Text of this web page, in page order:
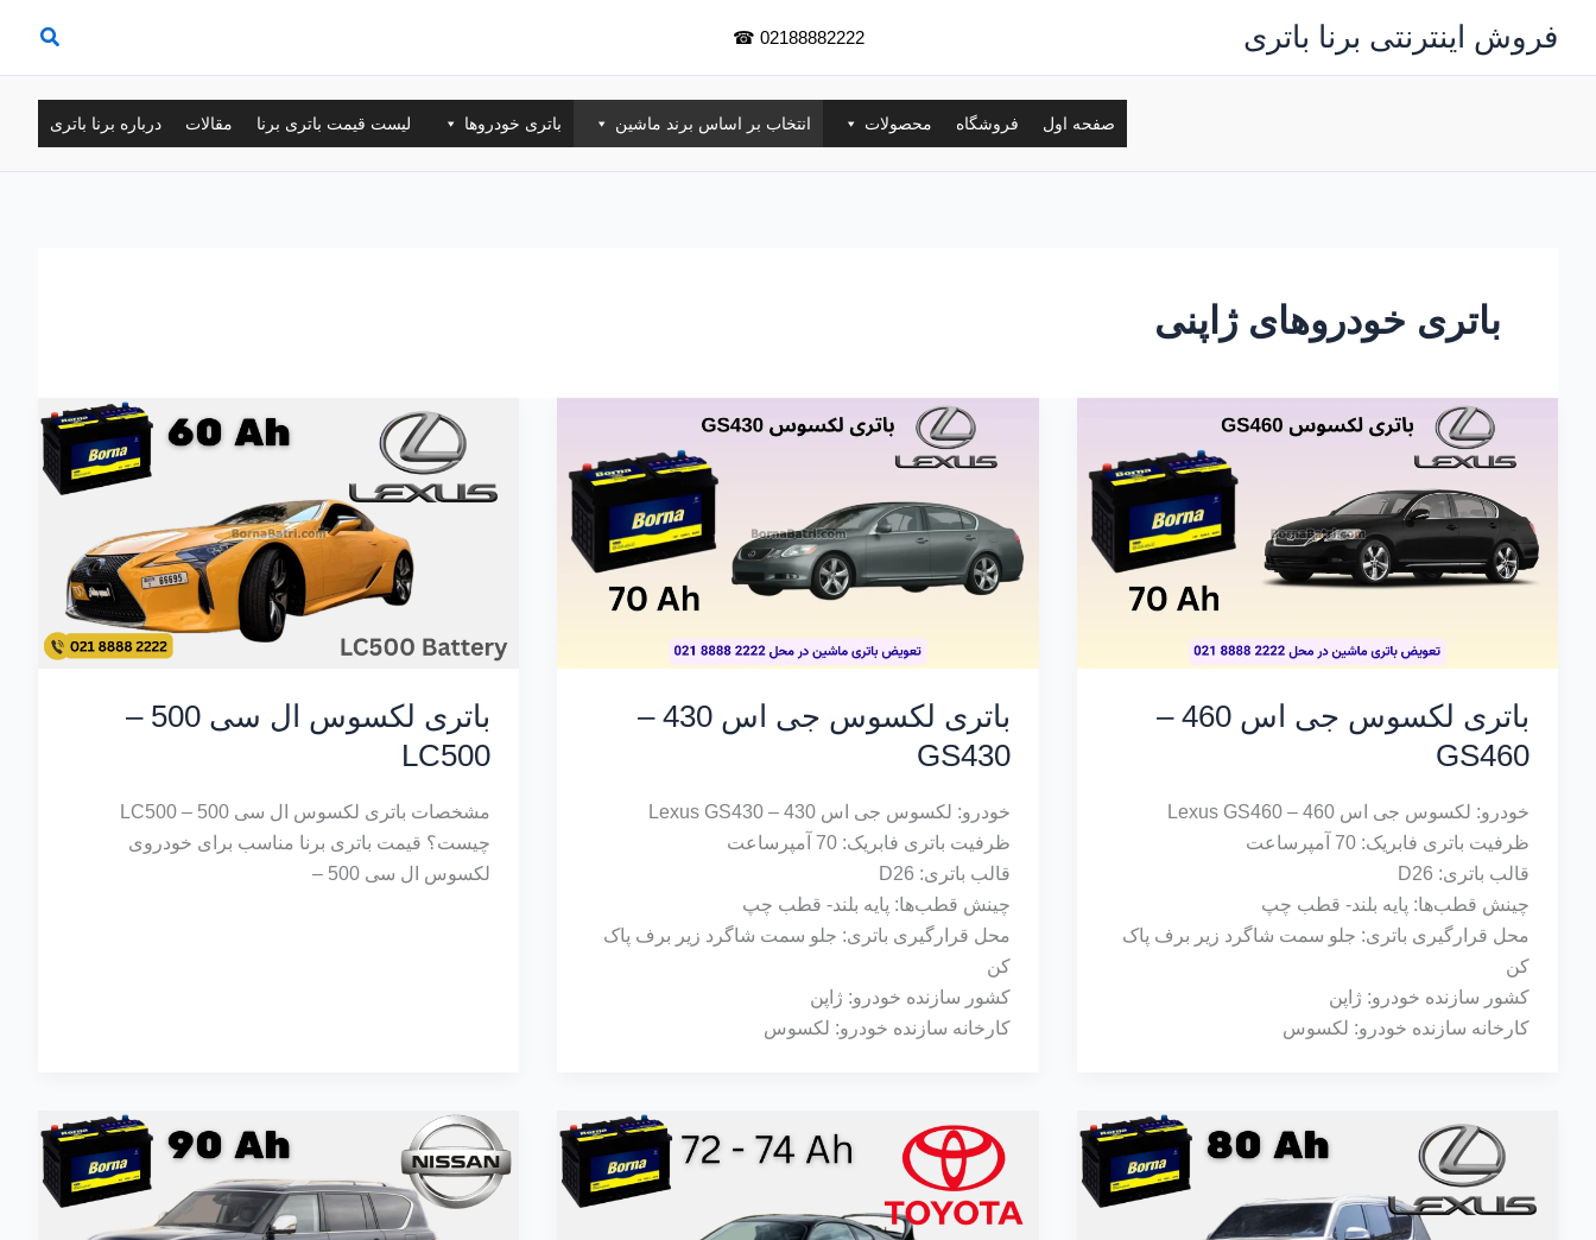
محتوا
فروش اینترنتی برنا باتری 02188882222
☎
صفحه اول فروشگاه محصولات انتخاب بر اساس برند ماشین باتری خودروها لیست قیمت باتری برنا مقالات درباره برنا باتری
باتری خودروهای ژاپنی
باتری لکسوس جی اس 460 –
GS460
خودرو: لکسوس جی اس 460 – Lexus GS460
ظرفیت باتری فابریک: 70 آمپرساعت
قالب باتری: D26
چینش قطب‌ها: پایه بلند- قطب چپ
محل قرارگیری باتری: جلو سمت شاگرد زیر برف پاک
کن
کشور سازنده خودرو: ژاپن
کارخانه سازنده خودرو: لکسوس
باتری لکسوس جی اس 430 –
GS430
خودرو: لکسوس جی اس 430 – Lexus GS430
ظرفیت باتری فابریک: 70 آمپرساعت
قالب باتری: D26
چینش قطب‌ها: پایه بلند- قطب چپ
محل قرارگیری باتری: جلو سمت شاگرد زیر برف پاک
کن
کشور سازنده خودرو: ژاپن
کارخانه سازنده خودرو: لکسوس
باتری لکسوس ال سی 500 –
LC500
مشخصات باتری لکسوس ال سی 500 – LC500
چیست؟ قیمت باتری برنا مناسب برای خودروی
لکسوس ال سی 500 –